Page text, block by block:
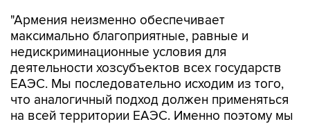
"Армения неизменно обеспечивает
максимально благоприятные, равные и
недискриминационные условия для
деятельности хозсубъектов всех государств
ЕАЭС. Мы последовательно исходим из того,
что аналогичный подход должен применяться
на всей территории ЕАЭС. Именно поэтому мы